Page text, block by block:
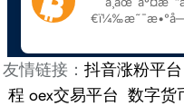
友情链接： 抖音涨粉平台
程oex交易平台 数字货